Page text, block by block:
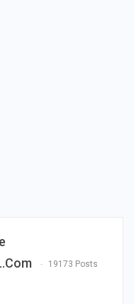
19173 Posts